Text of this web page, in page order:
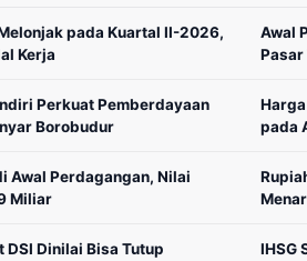
pada Kuartal II-2026,
Kerja
Awal
Perkuat Pemberdayaan
Borobudur
pada
Awal Perdagangan, Nilai
Miliar
DSI Dinilai Bisa Tutup
IHSG